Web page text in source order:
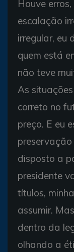
Houve
escalação
irregular, eu
quem está
não teve
As
correto no
preço. E eu
preservação
disposto a
presidente
títulos,
assumir.
dentro da
olhando a